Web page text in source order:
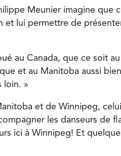
Meunier imagine que
et lui permettre de
au Canada, que ce soit
et au Manitoba aussi
loin. »
et de Winnipeg,
les danseurs de
ici à Winnipeg! Et